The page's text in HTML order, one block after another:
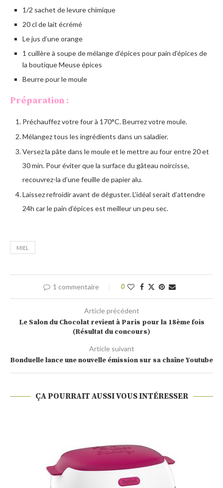
1/2 sachet de levure chimique
20 cl de lait écrémé
Le jus d’une orange
1 cuillère à soupe de mélange d’épices pour pain d’épices de
la boutique Meuse épices
Beurre pour le moule
Préparation :
Préchauffez votre four à 170°C. Beurrez votre moule.
Mélangez tous les ingrédients dans un saladier.
Versez la pâte dans le moule et le mettre au four entre 20 et
30 min. Pour éviter que la surface du gâteau noircisse,
recouvrez-la d’une feuille de papier alu.
Laissez refroidir avant de déguster. L’idéal serait d’attendre
24h car le pain d’épices est meilleur un peu sec.
MIEL
1 commentaire 0
Article précédent
Le Salon du Chocolat revient à Paris pour la 18ème fois
(Résultat du concours)
Article suivant
Bonduelle lance une nouvelle émission sur sa chaîne Youtube
ÇA POURRAIT AUSSI VOUS INTÉRESSER